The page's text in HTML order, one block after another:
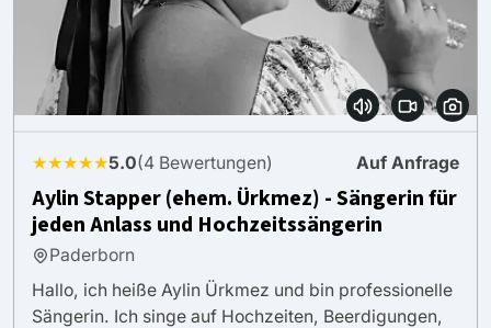
★★★★★5.0(4 Bewertungen) Auf Anfrage
Aylin Stapper (ehem. Ürkmez) - Sängerin für
jeden Anlass und Hochzeitssängerin
Paderborn
Hallo, ich heiße Aylin Ürkmez und bin professionelle
Sängerin. Ich singe auf Hochzeiten, Beerdigungen,